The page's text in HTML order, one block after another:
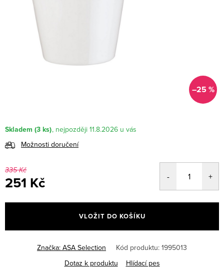
–25 %
Skladem (3 ks)
11.8.2026
Možnosti doručení
335 Kč
251 Kč
cena:
VLOŽIT DO KOŠÍKU
Značka: ASA Selection Kód produktu: 1995013
Dotaz k produktu
Hlídací pes